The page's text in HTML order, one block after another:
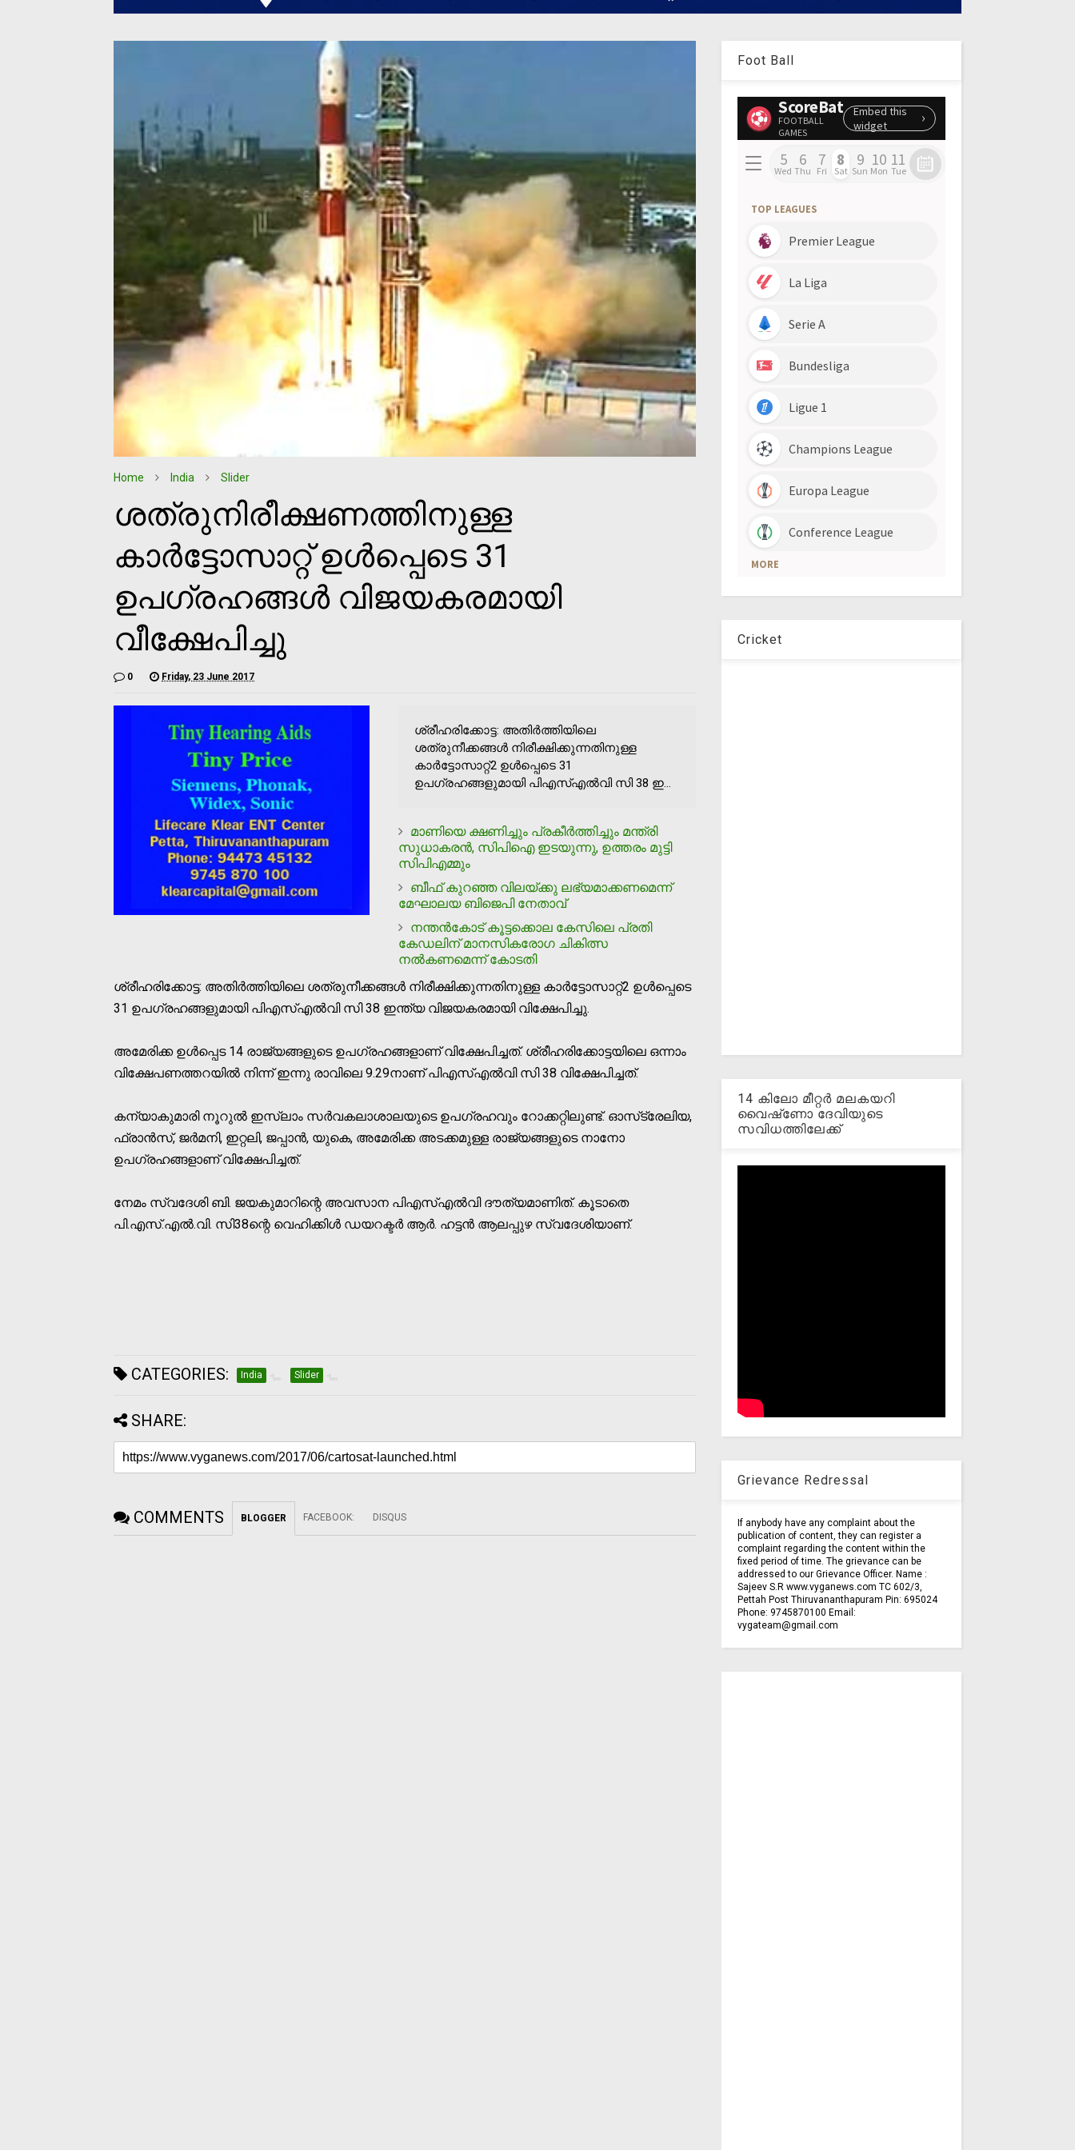
Home India Slider
ശത്രുനിരീക്ഷണത്തിനുള്ള
കാര്‍ട്ടോസാറ്റ് ഉള്‍പ്പെടെ 31
ഉപഗ്രഹങ്ങള്‍ വിജയകരമായി
വീക്ഷേപിച്ചു
0 Friday, 23 June 2017
ശ്രീഹരിക്കോട്ട: അതിര്‍ത്തിയിലെ
ശത്രുനീക്കങ്ങള്‍ നിരീക്ഷിക്കുന്നതിനുള്ള
കാര്‍ട്ടോസാറ്റ്2 ഉള്‍പ്പെടെ 31
ഉപഗ്രഹങ്ങളുമായി പിഎസ്എല്‍വി സി 38 ഇ...
മാണിയെ ക്ഷണിച്ചും പ്രകീര്‍ത്തിച്ചും മന്ത്രി
സുധാകരന്‍, സിപിഐ ഇടയുന്നു, ഉത്തരം മുട്ടി
സിപിഎമ്മും
ബീഫ് കുറഞ്ഞ വിലയ്ക്കു ലഭ്യമാക്കണമെന്ന്
മേഘാലയ ബിജെപി നേതാവ്
നന്തന്‍കോട് കൂട്ടക്കൊല കേസിലെ പ്രതി
കേഡലിന് മാനസികരോഗ ചികിത്സ
നല്‍കണമെന്ന് കോടതി
ശ്രീഹരിക്കോട്ട: അതിര്‍ത്തിയിലെ ശത്രുനീക്കങ്ങള്‍ നിരീക്ഷിക്കുന്നതിനുള്ള കാര്‍ട്ടോസാറ്റ്2 ഉള്‍പ്പെടെ
31 ഉപഗ്രഹങ്ങളുമായി പിഎസ്എല്‍വി സി 38 ഇന്ത്യ വിജയകരമായി വിക്ഷേപിച്ചു.
അമേരിക്ക ഉള്‍പ്പെട 14 രാജ്യങ്ങളുടെ ഉപഗ്രഹങ്ങളാണ് വിക്ഷേപിച്ചത്. ശ്രീഹരിക്കോട്ടയിലെ ഒന്നാം
വിക്ഷേപണത്തറയില്‍ നിന്ന് ഇന്നു രാവിലെ 9.29നാണ് പിഎസ്എല്‍വി സി 38 വിക്ഷേപിച്ചത്.
കന്യാകുമാരി നൂറുല്‍ ഇസ്ലാം സര്‍വകലാശാലയുടെ ഉപഗ്രഹവും റോക്കറ്റിലുണ്ട്. ഓസ്‌ട്രേലിയ,
ഫ്രാന്‍സ്, ജര്‍മനി, ഇറ്റലി, ജപ്പാന്‍, യുകെ, അമേരിക്ക അടക്കമുള്ള രാജ്യങ്ങളുടെ നാനോ
ഉപഗ്രഹങ്ങളാണ് വിക്ഷേപിച്ചത്.
നേമം സ്വദേശി ബി. ജയകുമാറിന്റെ അവസാന പിഎസ്എല്‍വി ദൗത്യമാണിത്. കൂടാതെ
പി.എസ്.എല്‍.വി. സി38ന്റെ വെഹിക്കിള്‍ ഡയറക്ടര്‍ ആര്‍. ഹട്ടന്‍ ആലപ്പുഴ സ്വദേശിയാണ്.
CATEGORIES: India Slider
SHARE:
COMMENTS BLOGGER FACEBOOK: DISQUS
Foot Ball
Cricket
14 കിലോ മീറ്റര്‍ മലകയറി
വൈഷ്‌ണോ ദേവിയുടെ
സവിധത്തിലേക്ക്
Grievance Redressal
If anybody have any complaint about the
publication of content, they can register a
complaint regarding the content within the
fixed period of time. The grievance can be
addressed to our Grievance Officer. Name :
Sajeev S.R www.vyganews.com TC 602/3,
Pettah Post Thiruvananthapuram Pin: 695024
Phone: 9745870100 Email:
vygateam@gmail.com